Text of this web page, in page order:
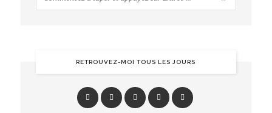
RETROUVEZ-MOI TOUS LES JOURS